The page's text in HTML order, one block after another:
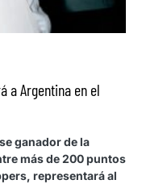
a Argentina en el
ganador de la
más de 200 puntos
representará al